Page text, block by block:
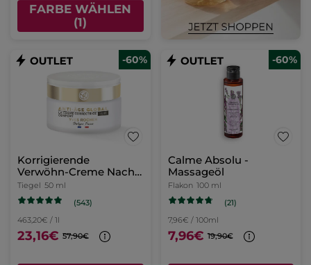
FARBE WÄHLEN
(1)
-60%
Korrigierende
Verwöhn-Creme Nacht
50 ml
Tiegel 50 ml
(543)
463,20€ / 1l
23,16€ 57,90€
-60%
Calme Absolu -
Massageöl
Flakon 100 ml
(21)
7,96€ / 100ml
7,96€ 19,90€